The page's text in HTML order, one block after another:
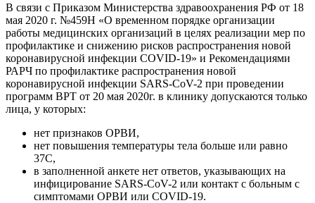
В связи с Приказом Министерства здравоохранения РФ от 18
мая 2020 г. №459Н «О временном порядке организации
работы медицинских организаций в целях реализации мер по
профилактике и снижению рисков распространения новой
коронавирусной инфекции COVID-19» и Рекомендациями
РАРЧ по профилактике распространения новой
коронавирусной инфекции SARS-CoV-2 при проведении
программ ВРТ от 20 мая 2020г. в клинику допускаются только
лица, у которых:
нет признаков ОРВИ,
нет повышения температуры тела больше или равно
37С,
в заполненной анкете нет ответов, указывающих на
инфицирование SARS-CoV-2 или контакт с больным с
симптомами ОРВИ или COVID-19.